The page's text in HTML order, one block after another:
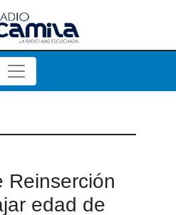
Reinserción
edad de